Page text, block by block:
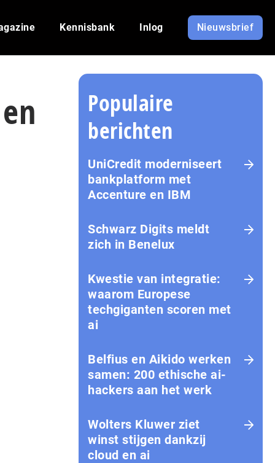
Kennisbank Inlog Nieuwsbrief
Populaire
berichten
UniCredit moderniseert
bankplatform met
Accenture en IBM
Schwarz Digits meldt
zich in Benelux
Kwestie van integratie:
waarom Europese
techgiganten scoren met
ai
Belfius en Aikido werken
samen: 200 ethische ai-
hackers aan het werk
Wolters Kluwer ziet
winst stijgen dankzij
cloud en ai